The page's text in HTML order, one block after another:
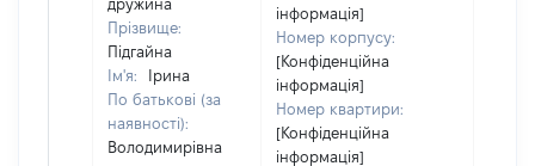
дружина
Прізвище:
Підгайна
Ім'я:
Ірина
По батькові (за
наявності):
Володимирівна
інформація]
Номер корпусу:
[Конфіденційна
інформація]
Номер квартири:
[Конфіденційна
інформація]